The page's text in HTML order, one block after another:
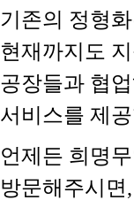
기존의 정형
현재까지도
공장들과 협
서비스를 제
언제든 희명
방문해주시면